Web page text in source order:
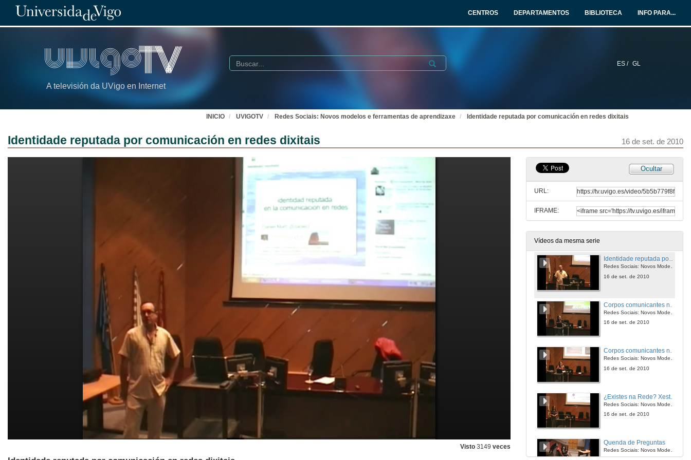
CENTROS DEPARTAMENTOS BIBLIOTECA INFO PARA...
A televisión da UVigo en Internet
ES / GL
Buscar Submit
INICIO UVIGOTV Redes Sociais: Novos modelos e ferramentas de aprendizaxe Identidade reputada por comunicación en redes dixitais
Identidade reputada por comunicación en redes dixitais 16 de set. de 2010
Visto 3149 veces
Ocultar
URL:
IFRAME:
Vídeos da mesma serie
Aplicacións prácticas das redes sociais educativas
15 de set. de 2010
Quenda de Preguntas
Redes Sociais: Novos Modelos e Ferramentas de Aprendizaxe
Persoalización e outras melloras nas propostas de aprendizaxe na terceira década da web
Redes Sociais: Novos Modelos e Ferramentas de Aprendizaxe
15 de set. de 2010
Identidade reputada por comunicación en redes dixitais
Redes Sociais: Novos Modelos e Ferramentas de Aprendizaxe
16 de set. de 2010
Redes Sociais: Novos Modelos e Ferramentas de Aprendizaxe
16 de set. de 2010
Corpos comunicantes na Rede: A identidade dixital do aquí e agora
Redes Sociais: Novos Modelos e Ferramentas de Aprendizaxe
16 de set. de 2010
Redes Sociais: Novos Modelos e Ferramentas de Aprendizaxe
16 de set. de 2010
Quenda de Preguntas
Redes Sociais: Novos Modelos e Ferramentas de Aprendizaxe